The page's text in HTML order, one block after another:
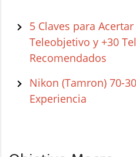
5 Claves para
Teleobjetivo y +30
Recomendados
Nikon (Tamron) 70-
Experiencia